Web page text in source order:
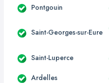
Pontgouin
Saint-Georges-sur-Eure
Saint-Luperce
Ardelles